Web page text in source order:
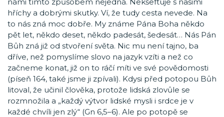
hříchy a dobrými skutky. Ví, že tudy cesta nevede. Na
to nás zná moc dobře. My známe Pána Boha někdo
pět let, někdo deset, někdo padesát, šedesát… Nás Pán
Bůh zná již od stvoření světa. Nic mu není tajno, ba
dříve, než pomyslíme slovo na jazyk vzíti a než co
začneme konat, již on to ráčí míti ve své povědomosti
(píseň 164, také jsme ji zpívali). Kdysi před potopou Bůh
litoval, že učinil člověka, protože lidská zlovůle se
rozmnožila a „každý výtvor lidské mysli i srdce je v
každé chvíli jen zlý“ (Gn 6,5–6). Ale po potopě se